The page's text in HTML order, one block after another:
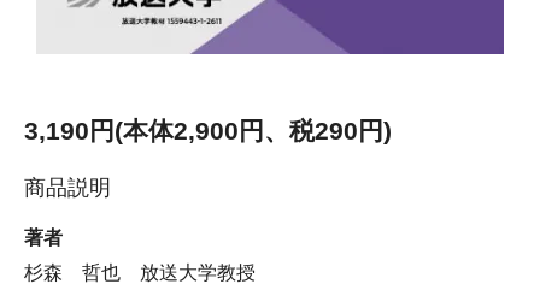
3,190円(本体2,900円、税290円)
商品説明
著者
杉森 哲也 放送大学教授